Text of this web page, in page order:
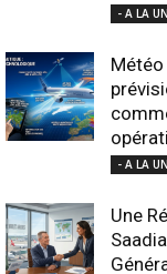
- A LA
- A LA
Une